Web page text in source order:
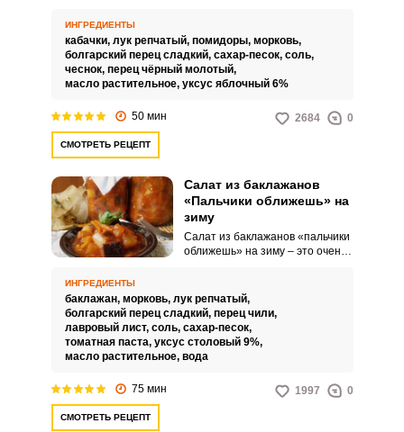
аппетитное угощение для
вашего стола. Такой салат
можно подавать к горячим
гарнирам, мясным, рыбным
ИНГРЕДИЕНТЫ
кабачки, лук репчатый, помидоры, морковь,
болгарский перец сладкий, сахар-песок, соль,
чеснок, перец чёрный молотый,
масло растительное, уксус яблочный 6%
50 мин 2684 0
СМОТРЕТЬ РЕЦЕПТ
Салат из баклажанов
«Пальчики оближешь» на
зиму
Салат из баклажанов «пальчики
оближешь» на зиму – это очень
вашего стола. Его можно
подавать вместе с горячими
гарнирами, мясными блюдами и
другими продуктами.
ИНГРЕДИЕНТЫ
баклажан, морковь, лук репчатый,
болгарский перец сладкий, перец чили,
лавровый лист, соль, сахар-песок,
томатная паста, уксус столовый 9%,
масло растительное, вода
75 мин 1997 0
СМОТРЕТЬ РЕЦЕПТ